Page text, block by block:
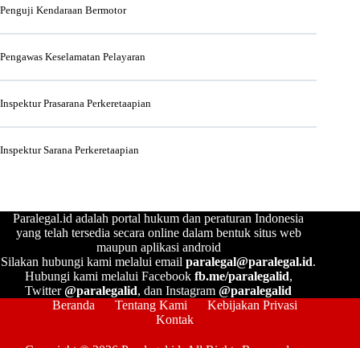
Penguji Kendaraan Bermotor
Pengawas Keselamatan Pelayaran
Inspektur Prasarana Perkeretaapian
Inspektur Sarana Perkeretaapian
Paralegal.id adalah portal hukum dan peraturan Indonesia
yang telah tersedia secara online dalam bentuk situs web
maupun aplikasi android
Silakan hubungi kami melalui emailparalegal@paralegal.id.
Hubungi kami melalui Facebook fb.me/paralegalid,
Twitter@paralegalid, dan Instagram@paralegalid
Beranda
Tentang Kami
Kebijakan Privasi
Kontak